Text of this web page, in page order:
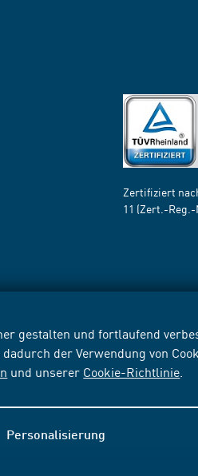
gestalten und fortlaufend
der Verwendung von
und unserer Cookie-Richtlinie
Personalisierung
Zertifiziert
11 (Zert.-